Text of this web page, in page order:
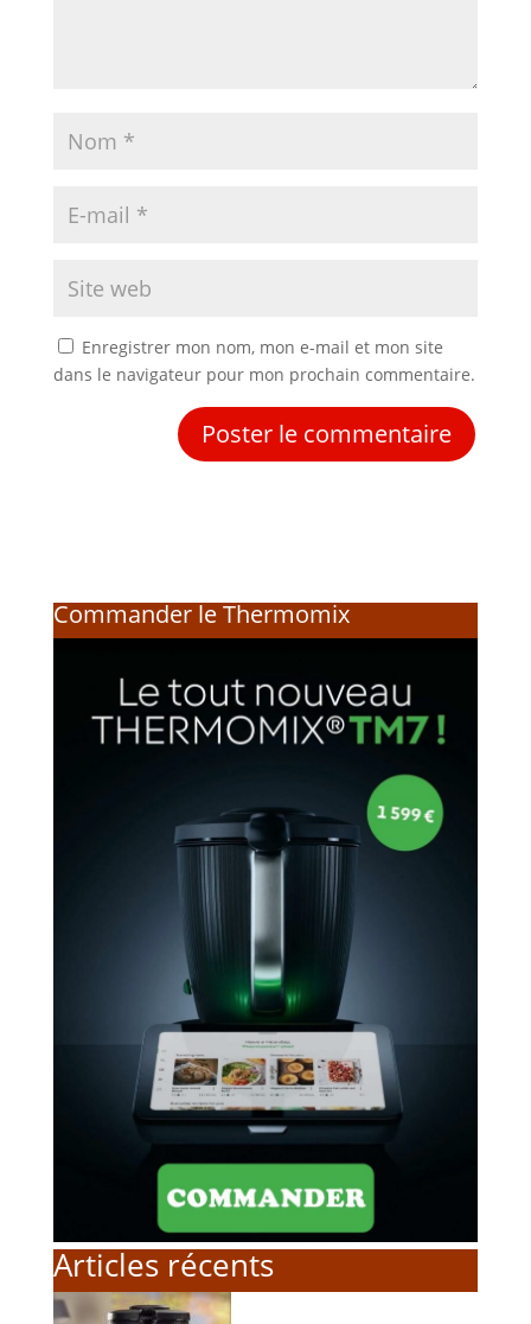
Enregistrer mon nom, mon e-mail et mon site
dans le navigateur pour mon prochain commentaire.
Commander le Thermomix
Articles récents